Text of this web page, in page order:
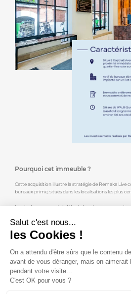
Pourquoi cet immeuble ?
Cette acquisition illustre la stratégie de Remake Live
bureaux prime, situés dans les localisations les plus
Implanté au cœur de la City de Londres, à proximité
positionnement exceptionnel.
Entièrement rénové en 2017, cet actif sur îlot
l’un des marchés de bureaux les plus profonds et
Salut c'est nous...
les Cookies !
On a attendu d'être sûrs que le contenu
avant de vous déranger, mais on aimerait
pendant votre visite...
C'est OK pour vous ?